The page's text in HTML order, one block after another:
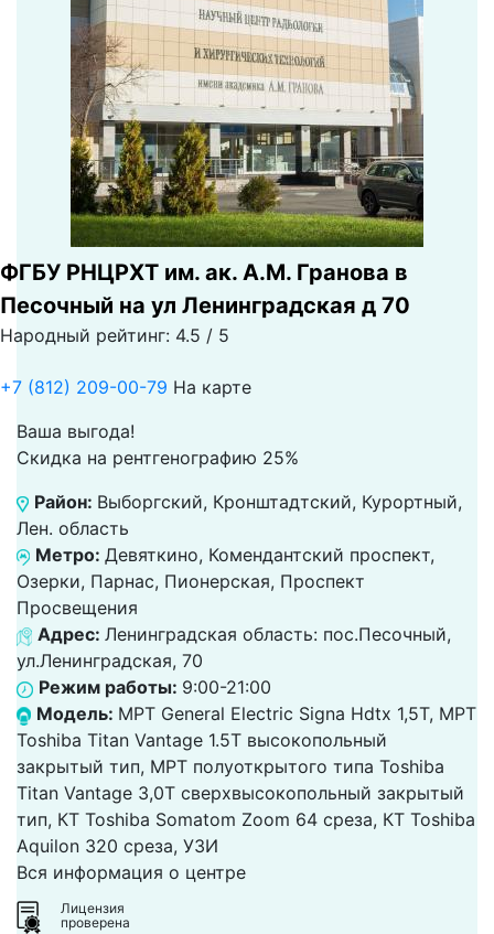
ФГБУ РНЦРХТ им. ак. А.М. Гранова в
Песочный на ул Ленинградская д 70
Народный рейтинг: 4.5 / 5
+7 (812) 209-00-79 На карте
Ваша выгода!
Скидка на рентгенографию 25%
Район: Выборгский, Кронштадтский, Курортный,
Лен. область
Метро: Девяткино, Комендантский проспект,
Озерки, Парнас, Пионерская, Проспект
Просвещения
Адрес: Ленинградская область: пос.Песочный,
ул.Ленинградская, 70
Режим работы: 9:00-21:00
Модель: МРТ General Electric Signa Hdtx 1,5T, МРТ
Toshiba Titan Vantage 1.5T высокопольный
закрытый тип, МРТ полуоткрытого типа Toshiba
Titan Vantage 3,0T сверхвысокопольный закрытый
тип, КТ Toshiba Somatom Zoom 64 среза, КТ Toshiba
Aquilon 320 среза, УЗИ
Вся информация о центре
Лицензия
проверена